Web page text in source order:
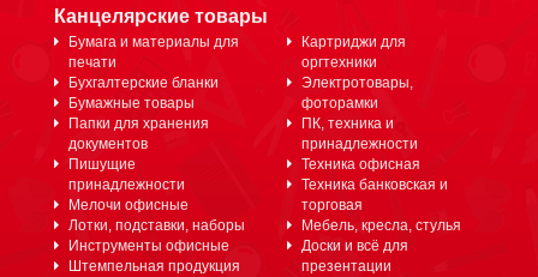
Канцелярские товары
Бумага и материалы для
печати
Бухгалтерские бланки
Бумажные товары
Папки для хранения
документов
Пишущие
принадлежности
Мелочи офисные
Лотки, подставки, наборы
Инструменты офисные
Штемпельная продукция
Картриджи для
оргтехники
Электротовары,
фоторамки
ПК, техника и
принадлежности
Техника офисная
Техника банковская и
торговая
Мебель, кресла, стулья
Доски и всё для
презентации